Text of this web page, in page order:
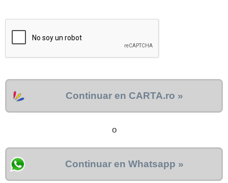
Continuar en CARTA.ro »
o
Continuar en Whatsapp »